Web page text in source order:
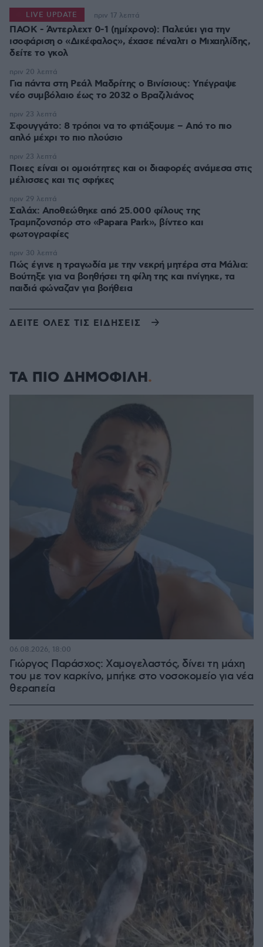
ΠΑΟΚ - Άντερλεχτ 0-1 (ημίχρονο): Παλεύει για την
ισοφάριση ο «Δικέφαλος», έχασε πέναλτι ο Μιχαηλίδης,
LIVE UPDATE πριν 17 λεπτά
Για πάντα στη Ρεάλ Μαδρίτης ο Βινίσιους: Yπέγραψε
νέο συμβόλαιο έως το 2032 ο Βραζιλιάνος
πριν 20 λεπτά
Σφουγγάτο: 8 τρόποι να το φτιάξουμε – Από το πιο
απλό μέχρι το πιο πλούσιο
πριν 23 λεπτά
Ποιες είναι οι ομοιότητες και οι διαφορές ανάμεσα στις
μέλισσες και τις σφήκες
πριν 23 λεπτά
Σαλάχ: Αποθεώθηκε από 25.000 φίλους της
Τραμπζονσπόρ στο «Papara Park», βίντεο και
φωτογραφίες
πριν 29 λεπτά
Πώς έγινε η τραγωδία με την νεκρή μητέρα στα Μάλια:
Βούτηξε για να βοηθήσει τη φίλη της και πνίγηκε, τα
παιδιά φώναζαν για βοήθεια
πριν 30 λεπτά
ΔΕΙΤΕ ΟΛΕΣ ΤΙΣ ΕΙΔΗΣΕΙΣ
ΤΑ ΠΙΟ ΔΗΜΟΦΙΛΗ
Γιώργος Παράσχος: Χαμογελαστός, δίνει τη μάχη
του με τον καρκίνο, μπήκε στο νοσοκομείο για νέα
θεραπεία
06.08.2026, 18:00